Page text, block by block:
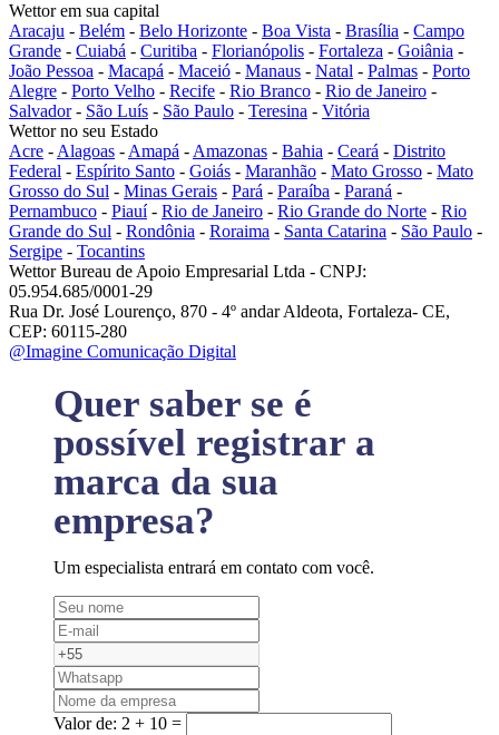
Wettor em sua capital
Aracaju - Belém - Belo Horizonte - Boa Vista - Brasília - Campo
Grande - Cuiabá - Curitiba - Florianópolis - Fortaleza - Goiânia -
João Pessoa - Macapá - Maceió - Manaus - Natal - Palmas - Porto
Alegre - Porto Velho - Recife - Rio Branco - Rio de Janeiro -
Salvador- São Luís - São Paulo - Teresina - Vitória
Wettor no seu Estado
Acre - Alagoas - Amapá - Amazonas - Bahia - Ceará - Distrito
Federal - Espírito Santo - Goiás - Maranhão - Mato Grosso - Mato
Grosso do Sul - Minas Gerais - Pará - Paraíba - Paraná -
Pernambuco - Piauí- Rio de Janeiro - Rio Grande do Norte - Rio
Grande do Sul - Rondônia - Roraima - Santa Catarina - São Paulo -
Sergipe - Tocantins
Wettor Bureau de Apoio Empresarial Ltda - CNPJ:
05.954.685/0001-29
Rua Dr. José Lourenço, 870 - 4º andar Aldeota, Fortaleza- CE,
CEP: 60115-280
@Imagine Comunicação Digital
Quer saber se é
possível registrar a
marca da sua
empresa?
Um especialista entrará em contato com você.
Valor de: 2 + 10 =